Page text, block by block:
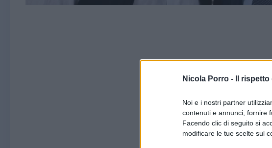
Nicola Porro - Il
Noi e i nostri partner
contenuti e annunci, fornire
Facendo clic di seguito si
modificare le tue scelte sul